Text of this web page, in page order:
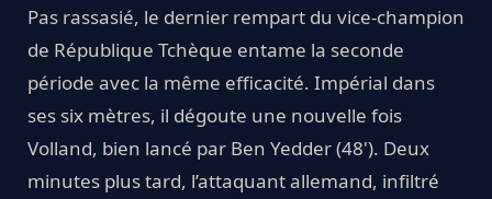
Pas rassasié, le dernier rempart du vice-champion
de République Tchèque entame la seconde
période avec la même efficacité. Impérial dans
ses six mètres, il dégoute une nouvelle fois
Volland, bien lancé par Ben Yedder (48'). Deux
minutes plus tard, l’attaquant allemand, infiltré